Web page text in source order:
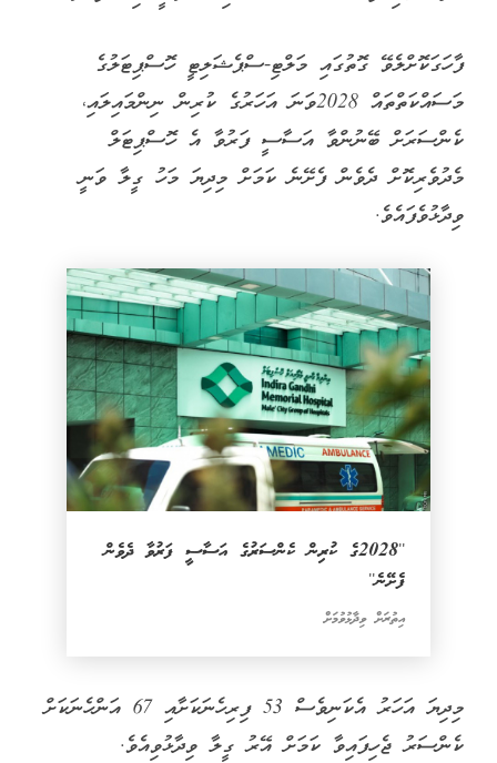
ފާހަގަކޮށްލެވޭ ގޮތުގައި މަލްޓި-ސްޕެޝަލިޓީ ހޮސްޕިޓަލުގެ
މަސައްކަތްތައް 2028ވަނަ އަހަރުގެ ކުރިން ނިންމައިލައި،
ކެންސަރަށް ބޭނުންވާ އަސާސީ ފަރުވާ އެ ހޮސްޕިޓަލް
މެދުވެރިކޮށް ދެވެން ފެށޭނެ ކަމަށް މިދިޔަ މަހު ގީލާ ވަނީ
ވިދާޅުވެފައެވެ.
''2028ގެ ކުރިން ކެންސަރުގެ އަސާސީ ފަރުވާ ދެވެން
ފެށޭނެ''
އިތުރަށް ވިދާޅުވުމަށް
މިދިޔަ އަހަރު އެކަނިވެސް 53 ފިރިހެނަކަށާއި 67 އަންހެނަކަށް
ކެންސަރު ޖެހިފައިވާ ކަމަށް އޭރު ގީލާ ވިދާޅުވިއެވެ.